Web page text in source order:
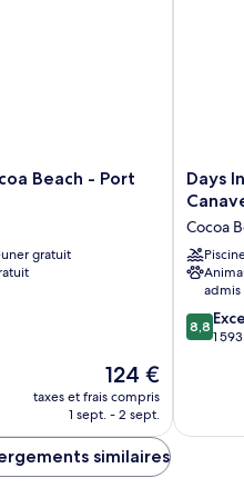
Beach - Port
gratuit
Le
nouveau
prix
de
124 €
taxes et frais compris
1 sept. - 2 sept.
Days
Inn
Cocoa
Beach
Port
Cocoa
Days
Cocoa
admis
8.8
sur
8,8
1
similaires